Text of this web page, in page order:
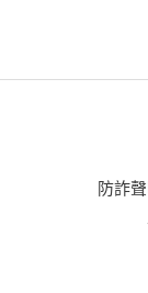
防詐